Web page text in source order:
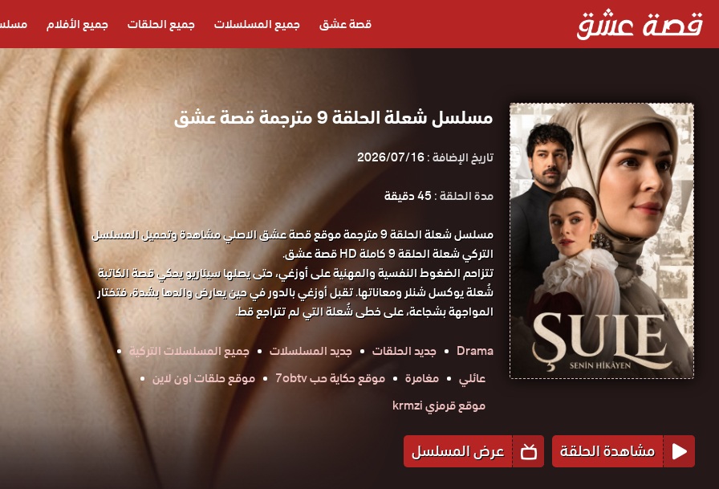
قصة عشق جميع المسلسلات جميع الحلقات جميع الأفلام
مسلسل شعلة الحلقة 9 مترجمة قصة عشق
تاريخ الإضافة :2026/07/16
مدة الحلقة :45 دقيقة
مسلسل شعلة الحلقة 9 مترجمة موقع قصة عشق الاصلي مشاهدة وتحميل المسلسل
التركي شعلة الحلقة 9 كاملة HD قصة عشق.
تتزاحم الضغوط النفسية والمهنية على أوزغي، حتى يصلها سيناريو يحكي قصة الكاتبة
شُعلة يوكسل شنلر ومعاناتها. تقبل أوزغي بالدور في حين يعارض والدها بشدة، فتختار
المواجهة بشجاعة، على خطى شُعلة التي لم تتراجع قط.
Drama
جديد الحلقات جديد المسلسلات
جميع المسلسلات التركية
عائلي
مغامرة موقع حكاية حب 7obtv
موقع حلقات اون لاين
موقع قرمزي krmzi
مشاهدة الحلقة عرض المسلسل